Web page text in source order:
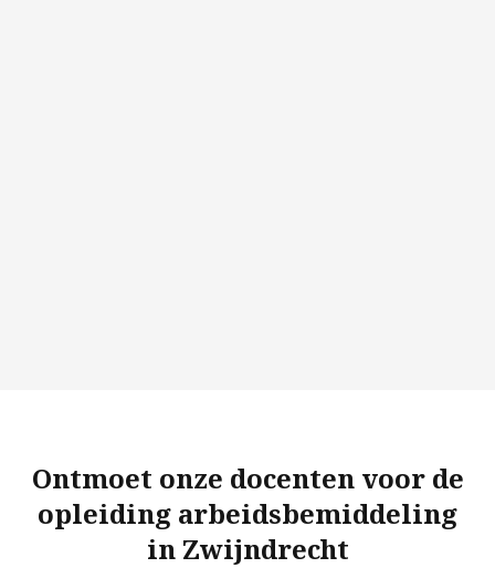
Ontmoet onze docenten voor de
opleiding arbeidsbemiddeling
in Zwijndrecht